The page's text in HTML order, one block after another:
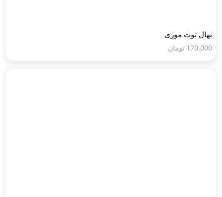
نهال توت موزی
170,000 تومان